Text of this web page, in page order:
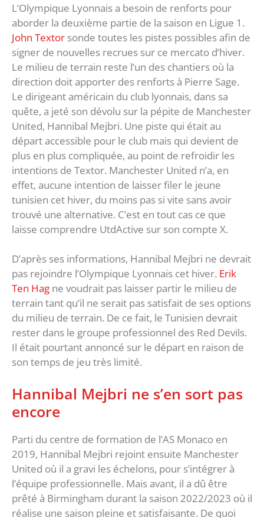
L’Olympique Lyonnais a besoin de renforts pour
aborder la deuxième partie de la saison en Ligue 1.
John Textor sonde toutes les pistes possibles afin de
signer de nouvelles recrues sur ce mercato d’hiver.
Le milieu de terrain reste l’un des chantiers où la
direction doit apporter des renforts à Pierre Sage.
Le dirigeant américain du club lyonnais, dans sa
quête, a jeté son dévolu sur la pépite de Manchester
United, Hannibal Mejbri. Une piste qui était au
départ accessible pour le club mais qui devient de
plus en plus compliquée, au point de refroidir les
intentions de Textor. Manchester United n’a, en
effet, aucune intention de laisser filer le jeune
tunisien cet hiver, du moins pas si vite sans avoir
trouvé une alternative. C’est en tout cas ce que
laisse comprendre UtdActive sur son compte X.
D’après ses informations, Hannibal Mejbri ne devrait
pas rejoindre l’Olympique Lyonnais cet hiver. Erik
Ten Hag ne voudrait pas laisser partir le milieu de
terrain tant qu’il ne serait pas satisfait de ses options
du milieu de terrain. De ce fait, le Tunisien devrait
rester dans le groupe professionnel des Red Devils.
Il était pourtant annoncé sur le départ en raison de
son temps de jeu très limité.
Hannibal Mejbri ne s’en sort pas
encore
Parti du centre de formation de l’AS Monaco en
2019, Hannibal Mejbri rejoint ensuite Manchester
United où il a gravi les échelons, pour s’intégrer à
l’équipe professionnelle. Mais avant, il a dû être
prêté à Birmingham durant la saison 2022/2023 où il
réalise une saison pleine et satisfaisante. De quoi